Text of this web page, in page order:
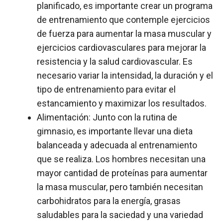
planificado, es importante crear un programa
de entrenamiento que contemple ejercicios
de fuerza para aumentar la masa muscular y
ejercicios cardiovasculares para mejorar la
resistencia y la salud cardiovascular. Es
necesario variar la intensidad, la duración y el
tipo de entrenamiento para evitar el
estancamiento y maximizar los resultados.
Alimentación: Junto con la rutina de
gimnasio, es importante llevar una dieta
balanceada y adecuada al entrenamiento
que se realiza. Los hombres necesitan una
mayor cantidad de proteínas para aumentar
la masa muscular, pero también necesitan
carbohidratos para la energía, grasas
saludables para la saciedad y una variedad